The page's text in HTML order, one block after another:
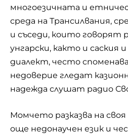
многоезичната и
среда на Трансилвания,
и съседи, които говорят
унгарски, както и саския
диалект, често
недоверие гледат
надежда слушат радио
Момчето разказва на
още недонаучен език и